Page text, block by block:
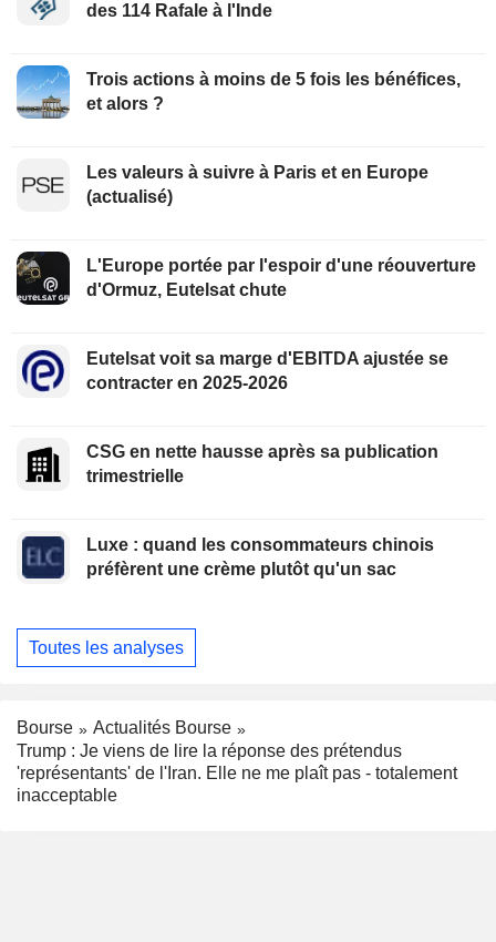
des 114 Rafale à l'Inde
Trois actions à moins de 5 fois les bénéfices,
et alors ?
Les valeurs à suivre à Paris et en Europe
(actualisé)
L'Europe portée par l'espoir d'une réouverture
d'Ormuz, Eutelsat chute
Eutelsat voit sa marge d'EBITDA ajustée se
contracter en 2025-2026
CSG en nette hausse après sa publication
trimestrielle
Luxe : quand les consommateurs chinois
préfèrent une crème plutôt qu'un sac
Toutes les analyses
Bourse
Actualités Bourse
Trump : Je viens de lire la réponse des prétendus
'représentants' de l'Iran. Elle ne me plaît pas - totalement
inacceptable